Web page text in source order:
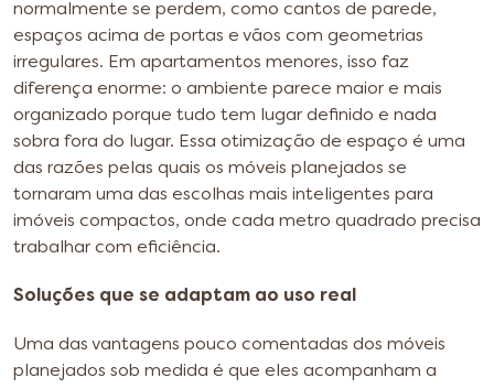
normalmente se perdem, como cantos de parede,
espaços acima de portas e vãos com geometrias
irregulares. Em apartamentos menores, isso faz
diferença enorme: o ambiente parece maior e mais
organizado porque tudo tem lugar definido e nada
sobra fora do lugar. Essa otimização de espaço é uma
das razões pelas quais os móveis planejados se
tornaram uma das escolhas mais inteligentes para
imóveis compactos, onde cada metro quadrado precisa
trabalhar com eficiência.
Soluções que se adaptam ao uso real
Uma das vantagens pouco comentadas dos móveis
planejados sob medida é que eles acompanham a